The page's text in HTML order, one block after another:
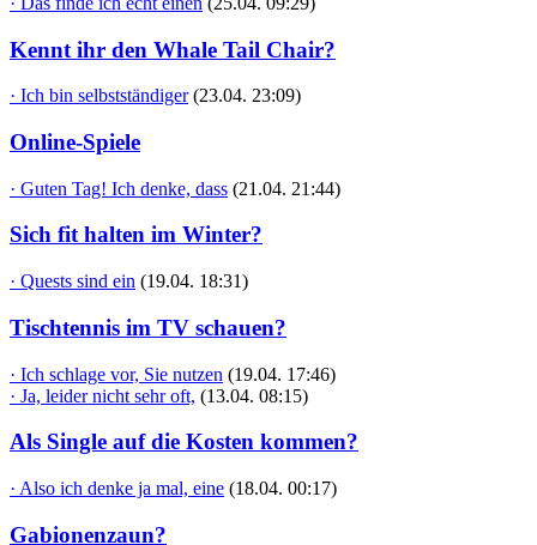
Kennt ihr den Whale Tail Chair?
· Ich bin selbstständiger (23.04. 23:09)
Online-Spiele
· Guten Tag! Ich denke, dass (21.04. 21:44)
Sich fit halten im Winter?
· Quests sind ein (19.04. 18:31)
Tischtennis im TV schauen?
· Ich schlage vor, Sie nutzen (19.04. 17:46)
· Ja, leider nicht sehr oft, (13.04. 08:15)
Als Single auf die Kosten kommen?
· Also ich denke ja mal, eine (18.04. 00:17)
Gabionenzaun?